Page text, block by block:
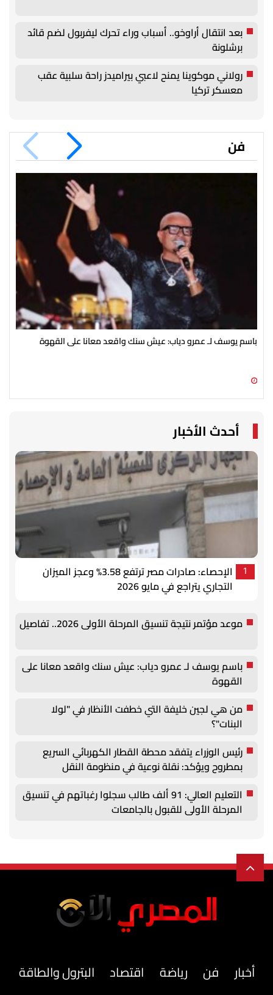
بعد انتقال أراوخو.. أسباب وراء تحرك ليفربول لضم قائد
برشلونة
رولاني موكوينا يمنح لاعبي بيراميدز راحة سلبية عقب
معسكر تركيا
فن
باسم يوسف لـ عمرو دياب: عيش سنك واقعد معانا على القهوة
أحدث الأخبار
1
الإحصاء: صادرات مصر ترتفع 3.58% وعجز الميزان
التجاري يتراجع في مايو 2026
موعد مؤتمر نتيجة تنسيق المرحلة الأولى 2026.. تفاصيل
باسم يوسف لـ عمرو دياب: عيش سنك واقعد معانا على
القهوة
من هي لجين خليفة التي خطفت الأنظار في "لولا
البنات"؟
رئيس الوزراء يتفقد محطة القطار الكهربائي السريع
بمطروح ويؤكد: نقلة نوعية في منظومة النقل
التعليم العالي: 91 ألف طالب سجلوا رغباتهم في تنسيق
المرحلة الأولى للقبول بالجامعات
أخبار فن رياضة اقتصاد
البترول والطاقة